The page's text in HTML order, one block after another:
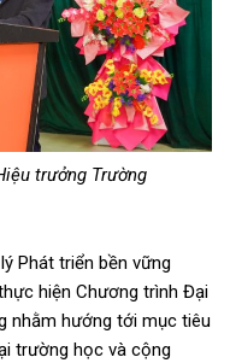
trưởng Trường
Phát triển bền vững
hiện Chương trình Đại
nhằm hướng tới mục tiêu
trường học và cộng